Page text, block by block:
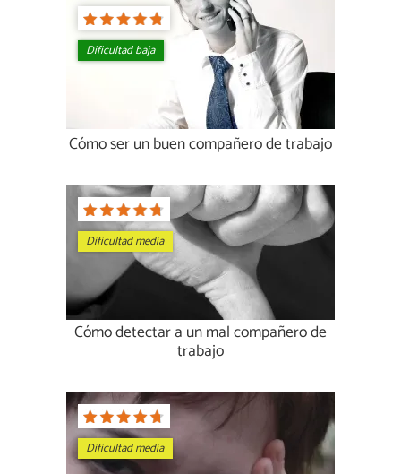
Dificultad baja
Cómo ser un buen compañero de trabajo
Dificultad media
Cómo detectar a un mal compañero de
trabajo
Dificultad media